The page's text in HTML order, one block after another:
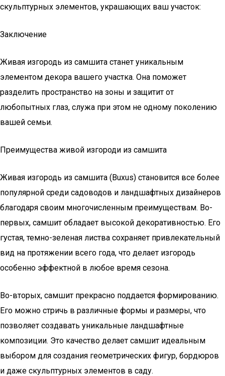
скульптурных элементов, украшающих ваш участок:
Заключение
Живая изгородь из самшита станет уникальным
элементом декора вашего участка. Она поможет
разделить пространство на зоны и защитит от
любопытных глаз, служа при этом не одному поколению
вашей семьи.
Преимущества живой изгороди из самшита
Живая изгородь из самшита (Buxus) становится все более
популярной среди садоводов и ландшафтных дизайнеров
благодаря своим многочисленным преимуществам. Во-
первых, самшит обладает высокой декоративностью. Его
густая, темно-зеленая листва сохраняет привлекательный
вид на протяжении всего года, что делает изгородь
особенно эффектной в любое время сезона.
Во-вторых, самшит прекрасно поддается формированию.
Его можно стричь в различные формы и размеры, что
позволяет создавать уникальные ландшафтные
композиции. Это качество делает самшит идеальным
выбором для создания геометрических фигур, бордюров
и даже скульптурных элементов в саду.